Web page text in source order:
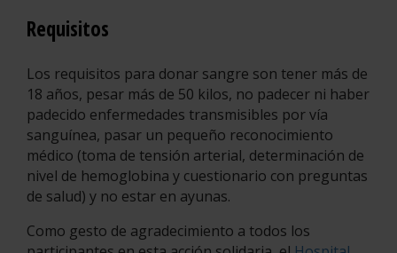
Requisitos
Los requisitos para donar sangre son tener más de
18 años, pesar más de 50 kilos, no padecer ni haber
padecido enfermedades transmisibles por vía
sanguínea, pasar un pequeño reconocimiento
médico (toma de tensión arterial, determinación de
nivel de hemoglobina y cuestionario con preguntas
de salud) y no estar en ayunas.
Como gesto de agradecimiento a todos los